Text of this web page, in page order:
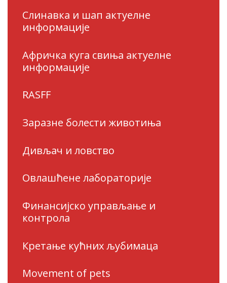
Слинавка и шап актуелне
информације
Афричка куга свиња актуелне
информације
RASFF
Заразне болести животиња
Дивљач и ловство
Овлашћене лабораторије
Финансијско управљање и
контрола
Кретање кућних љубимаца
Movement of pets